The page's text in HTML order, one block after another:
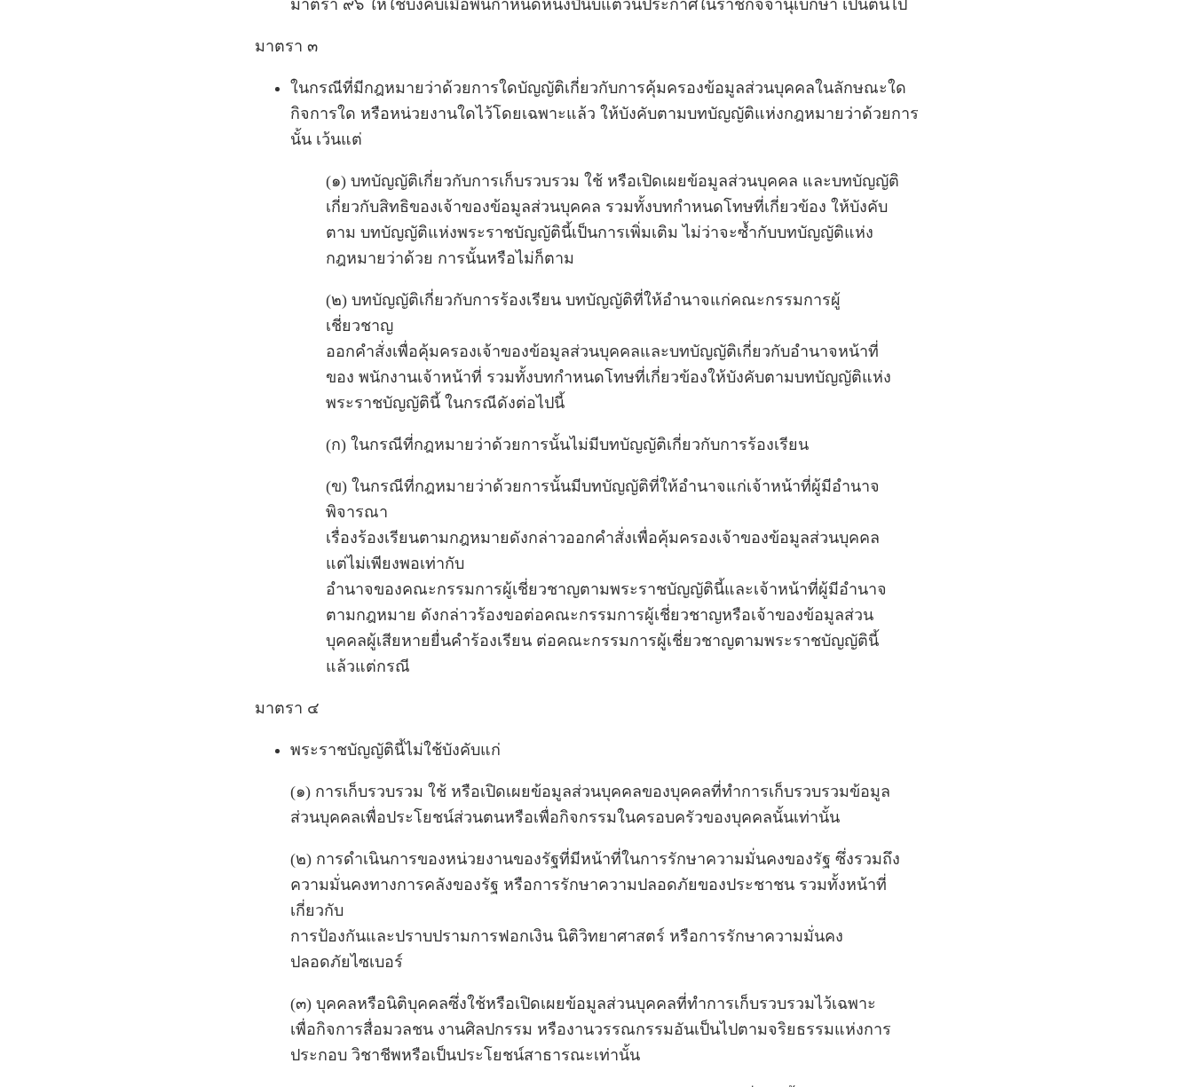
มาตรา ๙๖ ให้ใช้บังคับเมื่อพ้นกำหนดหนึ่งปีนับแต่วันประกาศในราชกิจจานุเบกษา เป็นต้นไป
มาตรา ๓
ในกรณีที่มีกฎหมายว่าด้วยการใดบัญญัติเกี่ยวกับการคุ้มครองข้อมูลส่วนบุคคลในลักษณะใด
กิจการใด หรือหน่วยงานใดไว้โดยเฉพาะแล้ว ให้บังคับตามบทบัญญัติแห่งกฎหมายว่าด้วยการ
นั้น เว้นแต่
(๑) บทบัญญัติเกี่ยวกับการเก็บรวบรวม ใช้ หรือเปิดเผยข้อมูลส่วนบุคคล และบทบัญญัติ
เกี่ยวกับสิทธิของเจ้าของข้อมูลส่วนบุคคล รวมทั้งบทกำหนดโทษที่เกี่ยวข้อง ให้บังคับ
ตาม บทบัญญัติแห่งพระราชบัญญัตินี้เป็นการเพิ่มเติม ไม่ว่าจะซ้ำกับบทบัญญัติแห่ง
กฎหมายว่าด้วย การนั้นหรือไม่ก็ตาม
(๒) บทบัญญัติเกี่ยวกับการร้องเรียน บทบัญญัติที่ให้อำนาจแก่คณะกรรมการผู้
เชี่ยวชาญ
ออกคำสั่งเพื่อคุ้มครองเจ้าของข้อมูลส่วนบุคคลและบทบัญญัติเกี่ยวกับอำนาจหน้าที่
ของ พนักงานเจ้าหน้าที่ รวมทั้งบทกำหนดโทษที่เกี่ยวข้องให้บังคับตามบทบัญญัติแห่ง
พระราชบัญญัตินี้ ในกรณีดังต่อไปนี้
(ก) ในกรณีที่กฎหมายว่าด้วยการนั้นไม่มีบทบัญญัติเกี่ยวกับการร้องเรียน
(ข) ในกรณีที่กฎหมายว่าด้วยการนั้นมีบทบัญญัติที่ให้อำนาจแก่เจ้าหน้าที่ผู้มีอำนาจ
พิจารณา
เรื่องร้องเรียนตามกฎหมายดังกล่าวออกคำสั่งเพื่อคุ้มครองเจ้าของข้อมูลส่วนบุคคล
แต่ไม่เพียงพอเท่ากับ
อำนาจของคณะกรรมการผู้เชี่ยวชาญตามพระราชบัญญัตินี้และเจ้าหน้าที่ผู้มีอำนาจ
ตามกฎหมาย ดังกล่าวร้องขอต่อคณะกรรมการผู้เชี่ยวชาญหรือเจ้าของข้อมูลส่วน
บุคคลผู้เสียหายยื่นคำร้องเรียน ต่อคณะกรรมการผู้เชี่ยวชาญตามพระราชบัญญัตินี้
แล้วแต่กรณี
มาตรา ๔
พระราชบัญญัตินี้ไม่ใช้บังคับแก่
(๑) การเก็บรวบรวม ใช้ หรือเปิดเผยข้อมูลส่วนบุคคลของบุคคลที่ทำการเก็บรวบรวมข้อมูล
ส่วนบุคคลเพื่อประโยชน์ส่วนตนหรือเพื่อกิจกรรมในครอบครัวของบุคคลนั้นเท่านั้น
(๒) การดำเนินการของหน่วยงานของรัฐที่มีหน้าที่ในการรักษาความมั่นคงของรัฐ ซึ่งรวมถึง
ความมั่นคงทางการคลังของรัฐ หรือการรักษาความปลอดภัยของประชาชน รวมทั้งหน้าที่
เกี่ยวกับ
การป้องกันและปราบปรามการฟอกเงิน นิติวิทยาศาสตร์ หรือการรักษาความมั่นคง
ปลอดภัยไซเบอร์
(๓) บุคคลหรือนิติบุคคลซึ่งใช้หรือเปิดเผยข้อมูลส่วนบุคคลที่ทำการเก็บรวบรวมไว้เฉพาะ
เพื่อกิจการสื่อมวลชน งานศิลปกรรม หรืองานวรรณกรรมอันเป็นไปตามจริยธรรมแห่งการ
ประกอบ วิชาชีพหรือเป็นประโยชน์สาธารณะเท่านั้น